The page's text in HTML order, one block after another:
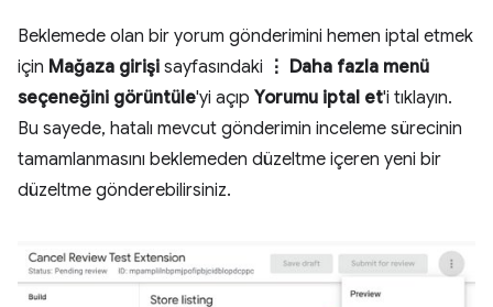
Beklemede olan bir yorum gönderimini hemen iptal etmek
için Mağaza girişi sayfasındaki ⋮ Daha fazla menü
seçeneğini görüntüle'yi açıp Yorumu iptal et'i tıklayın.
Bu sayede, hatalı mevcut gönderimin inceleme sürecinin
tamamlanmasını beklemeden düzeltme içeren yeni bir
düzeltme gönderebilirsiniz.